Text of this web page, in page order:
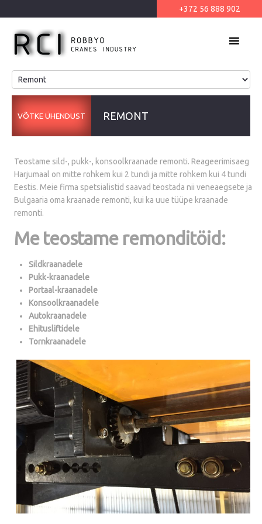
+372 56 888 902
REMONT
VÕTKE ÜHENDUST
Teostame sild-, pukk-, konsoolkraanade remonti. Reageerimisaeg
Harjumaal on mitte rohkem kui 2 tundi ja mitte rohkem kui 4 tundi
Eestis. Meie firma spetsialistid saavad teostada nii veneaegsete ja
Bulgaaria oma kraanade remonti, kui ka uue tüüpe kraanade
remonti.
Me teostame remonditöid:
Sildkraanadele
Pukk-kraanadele
Portaal-kraanadele
Konsoolkraanadele
Autokraanadele
Ehitusliftidele
Tornkraanadele